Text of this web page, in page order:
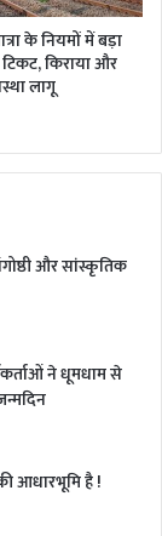
के नियमों में बड़ा
किराया और
लागू
और सांस्कृतिक
ने धूमधाम से
आधारभूमि है !